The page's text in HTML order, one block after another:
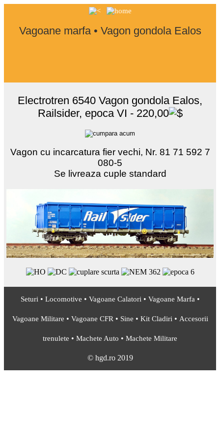
Vagoane marfa • Vagon gondola Ealos
Electrotren 6540 Vagon gondola Ealos,
Railsider, epoca VI - 220,00
Vagon cu incarcatura fier vechi, Nr. 81 71 592 7
080-5
Se livreaza cuple standard
Seturi • Locomotive • Vagoane Calatori • Vagoane Marfa •
Vagoane Militare • Vagoane CFR • Sine • Kit Cladiri • Accesorii
trenulete • Machete Auto • Machete Militare
© hgd.ro 2019